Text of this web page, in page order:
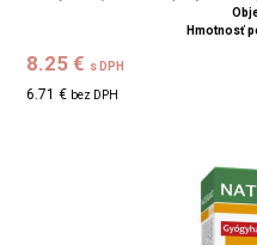
Hmotnosť
8.25 € s DPH
6.71 € bez DPH